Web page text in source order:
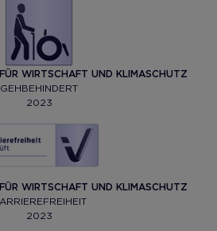
WIRTSCHAFT UND KLIMASCHUTZ
GEHBEHINDERT
2023
WIRTSCHAFT UND KLIMASCHUTZ
2023